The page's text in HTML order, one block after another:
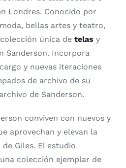
Londres. Conocido por
bellas artes y teatro,
única de telas y
Sanderson. Incorpora
y nuevas iteraciones
de archivo de su
de Sanderson.
conviven con nuevos y
aprovechan y elevan la
Giles. El estudio
colección ejemplar de